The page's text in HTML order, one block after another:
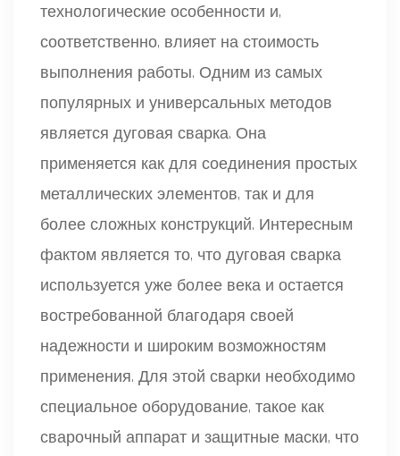
технологические особенности и,
соответственно, влияет на стоимость
выполнения работы. Одним из самых
популярных и универсальных методов
является дуговая сварка. Она
применяется как для соединения простых
металлических элементов, так и для
более сложных конструкций. Интересным
фактом является то, что дуговая сварка
используется уже более века и остается
востребованной благодаря своей
надежности и широким возможностям
применения. Для этой сварки необходимо
специальное оборудование, такое как
сварочный аппарат и защитные маски, что